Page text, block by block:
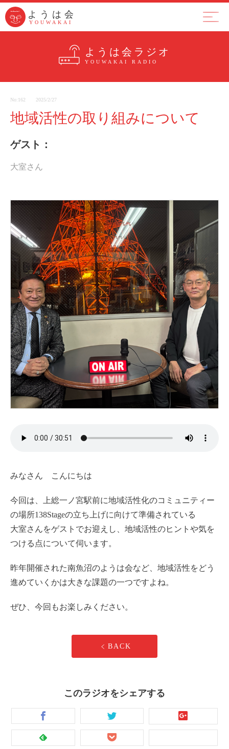
ようは会
YOUWAKAI
ようは会
YOUWAKAI
ようは会ラジオ
YOUWAKAI RADIO
No:162 2025/2/27
地域活性の取り組みについて
ゲスト：
大室さん
みなさん こんにちは
今回は、上総一ノ宮駅前に地域活性化のコミュニティー
の場所138Stageの立ち上げに向けて準備されている
大室さんをゲストでお迎えし、地域活性のヒントや気を
つける点について伺います。
昨年開催された南魚沼のようは会など、地域活性をどう
進めていくかは大きな課題の一つですよね。
ぜひ、今回もお楽しみください。
BACK
このラジオをシェアする